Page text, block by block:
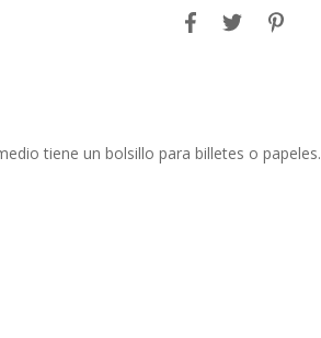
tiene un bolsillo para billetes o papeles.